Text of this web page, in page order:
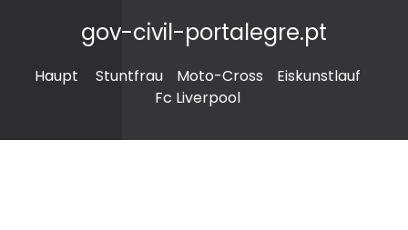
gov-civil-portalegre.pt
Haupt Stuntfrau Moto-Cross
Eiskunstlauf
Fc Liverpool